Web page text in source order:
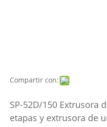
Compartir con:
SP-52D/150 Extrusora
etapas y extrusora de